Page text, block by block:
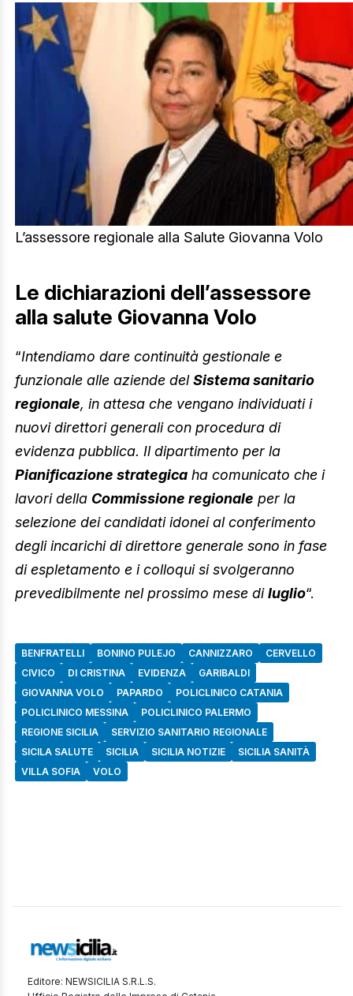
L’assessore regionale alla Salute Giovanna Volo
Le dichiarazioni dell’assessore
alla salute Giovanna Volo
“Intendiamo dare continuità gestionale e
funzionale alle aziende delSistema sanitario
regionale, in attesa che vengano individuati i
nuovi direttori generali con procedura di
evidenza pubblica. Il dipartimento per la
Pianificazione strategica ha comunicato che i
lavori della Commissione regionale per la
selezione dei candidati idonei al conferimento
degli incarichi di direttore generale sono in fase
di espletamento e i colloqui si svolgeranno
prevedibilmente nel prossimo mese diluglio“.
BENFRATELLI BONINO PULEJO CANNIZZARO
CERVELLO
CIVICO
DI CRISTINA EVIDENZA
GARIBALDI
GIOVANNA VOLO
PAPARDO
POLICLINICO CATANIA
POLICLINICO MESSINA
POLICLINICO PALERMO
REGIONE SICILIA
SERVIZIO SANITARIO REGIONALE
SICILA SALUTE
SICILIA SICILIA NOTIZIE
SICILIA SANITÀ
VILLA SOFIA
VOLO
Editore: NEWSICILIA S.R.L.S.